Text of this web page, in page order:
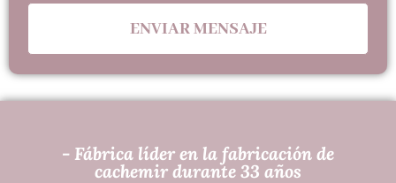
ENVIAR MENSAJE
- Fábrica líder en la fabricación de
cachemir durante 33 años